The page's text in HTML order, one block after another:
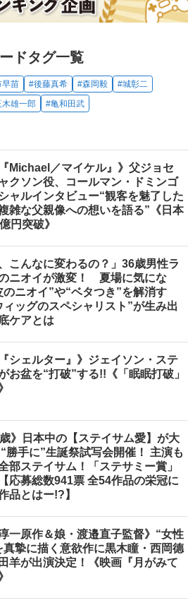
ドタグ一覧
早苗 #後藤真希 #森岡毅
#城彰二
木雄一郎 #亀和田武
『Michael／マイケル』》父ジョセ
クソン役、コールマン・ドミンゴ
ャルインタビュー“観客を魅了した
雑な父親像への想いを語る”《日本
円突破》
、こんなに変わるの？」36歳男性ラ
ニオイが激変！ 夏場に気にな
のニオイ”や“ベタつき”を解消す
ィッグのスペシャリスト”が生み出
ケアとは
『シェルター』》ジェイソン・ステ
お盆を“打破”する!!《「眠眠打破」
歳》日本中の【ステイサム愛】が大
勝手に”生誕祭試写会開催！ 主演も
部ステイサム！「ステサミー賞」
応募総数941票 全54作品の栄冠に
品とはー!?】
淳一原作＆娘・渡邉直子監督》“女性
真摯に描く意欲作に黒木瞳・西岡德
羊が出演決定！《映画『月がみて